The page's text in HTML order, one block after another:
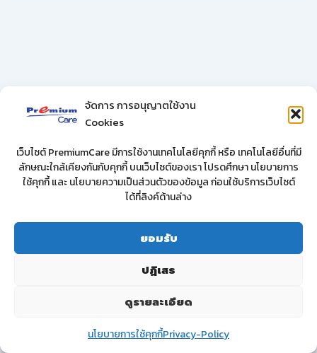
จัดการ การอนุญาตใช้งาน
Cookies
เว็บไซต์ PremiumCare มีการใช้งานเทคโนโลยีคุกกี้ หรือ เทคโนโลยีอื่นที่มี
ลักษณะใกล้เคียงกันกับคุกกี้ บนเว็บไซต์ของเรา โปรดศึกษา นโยบายการ
ใช้คุกกี้ และ นโยบายความเป็นส่วนตัวของข้อมูล ก่อนใช้บริการเว็บไซต์
ได้ที่ลิงค์ด้านล่าง
ยอมรับ
ปฏิเสธ
ดูรายละเอียด
นโยบายการใช้คุกกี้Privacy-Policy